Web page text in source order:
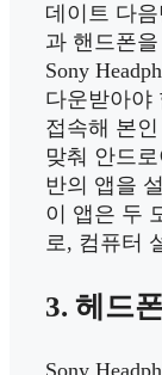
데이트 다
과 핸드폰
Sony
다운받아야
접속해 본
맞춰 안드
반의 앱을
이 앱은 두
로, 컴퓨터
3. 헤드